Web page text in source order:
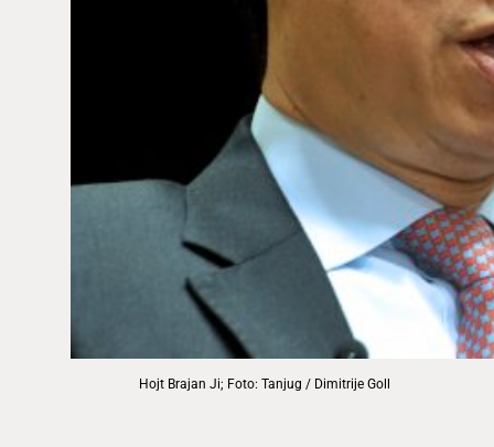
Hojt Brajan Ji; Foto: Tanjug / Dimitrije Goll